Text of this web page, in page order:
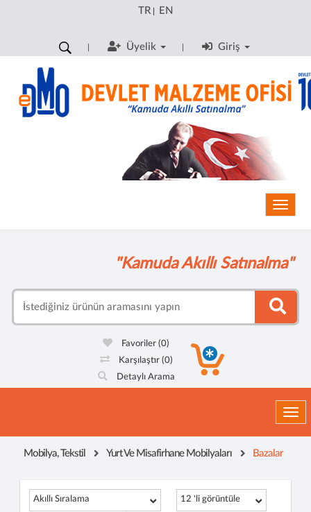
TR| EN
Üyelik Giriş
"Kamuda Akıllı Satınalma"
Favoriler(0)
Karşılaştır (0)
Detaylı Arama
Mobilya, Tekstil Yurt Ve Misafirhane Mobilyaları Bazalar
Akıllı Sıralama 12 'li görüntüle